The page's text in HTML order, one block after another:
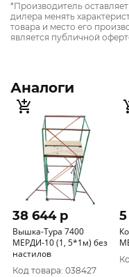
*Производитель
дилера менять
товара и место его
является публичной
Аналоги
38 644 p
Вышка-Тура 7400
МЕРДИ-10 (1, 5*1м) без
настилов
Код товара: 038427